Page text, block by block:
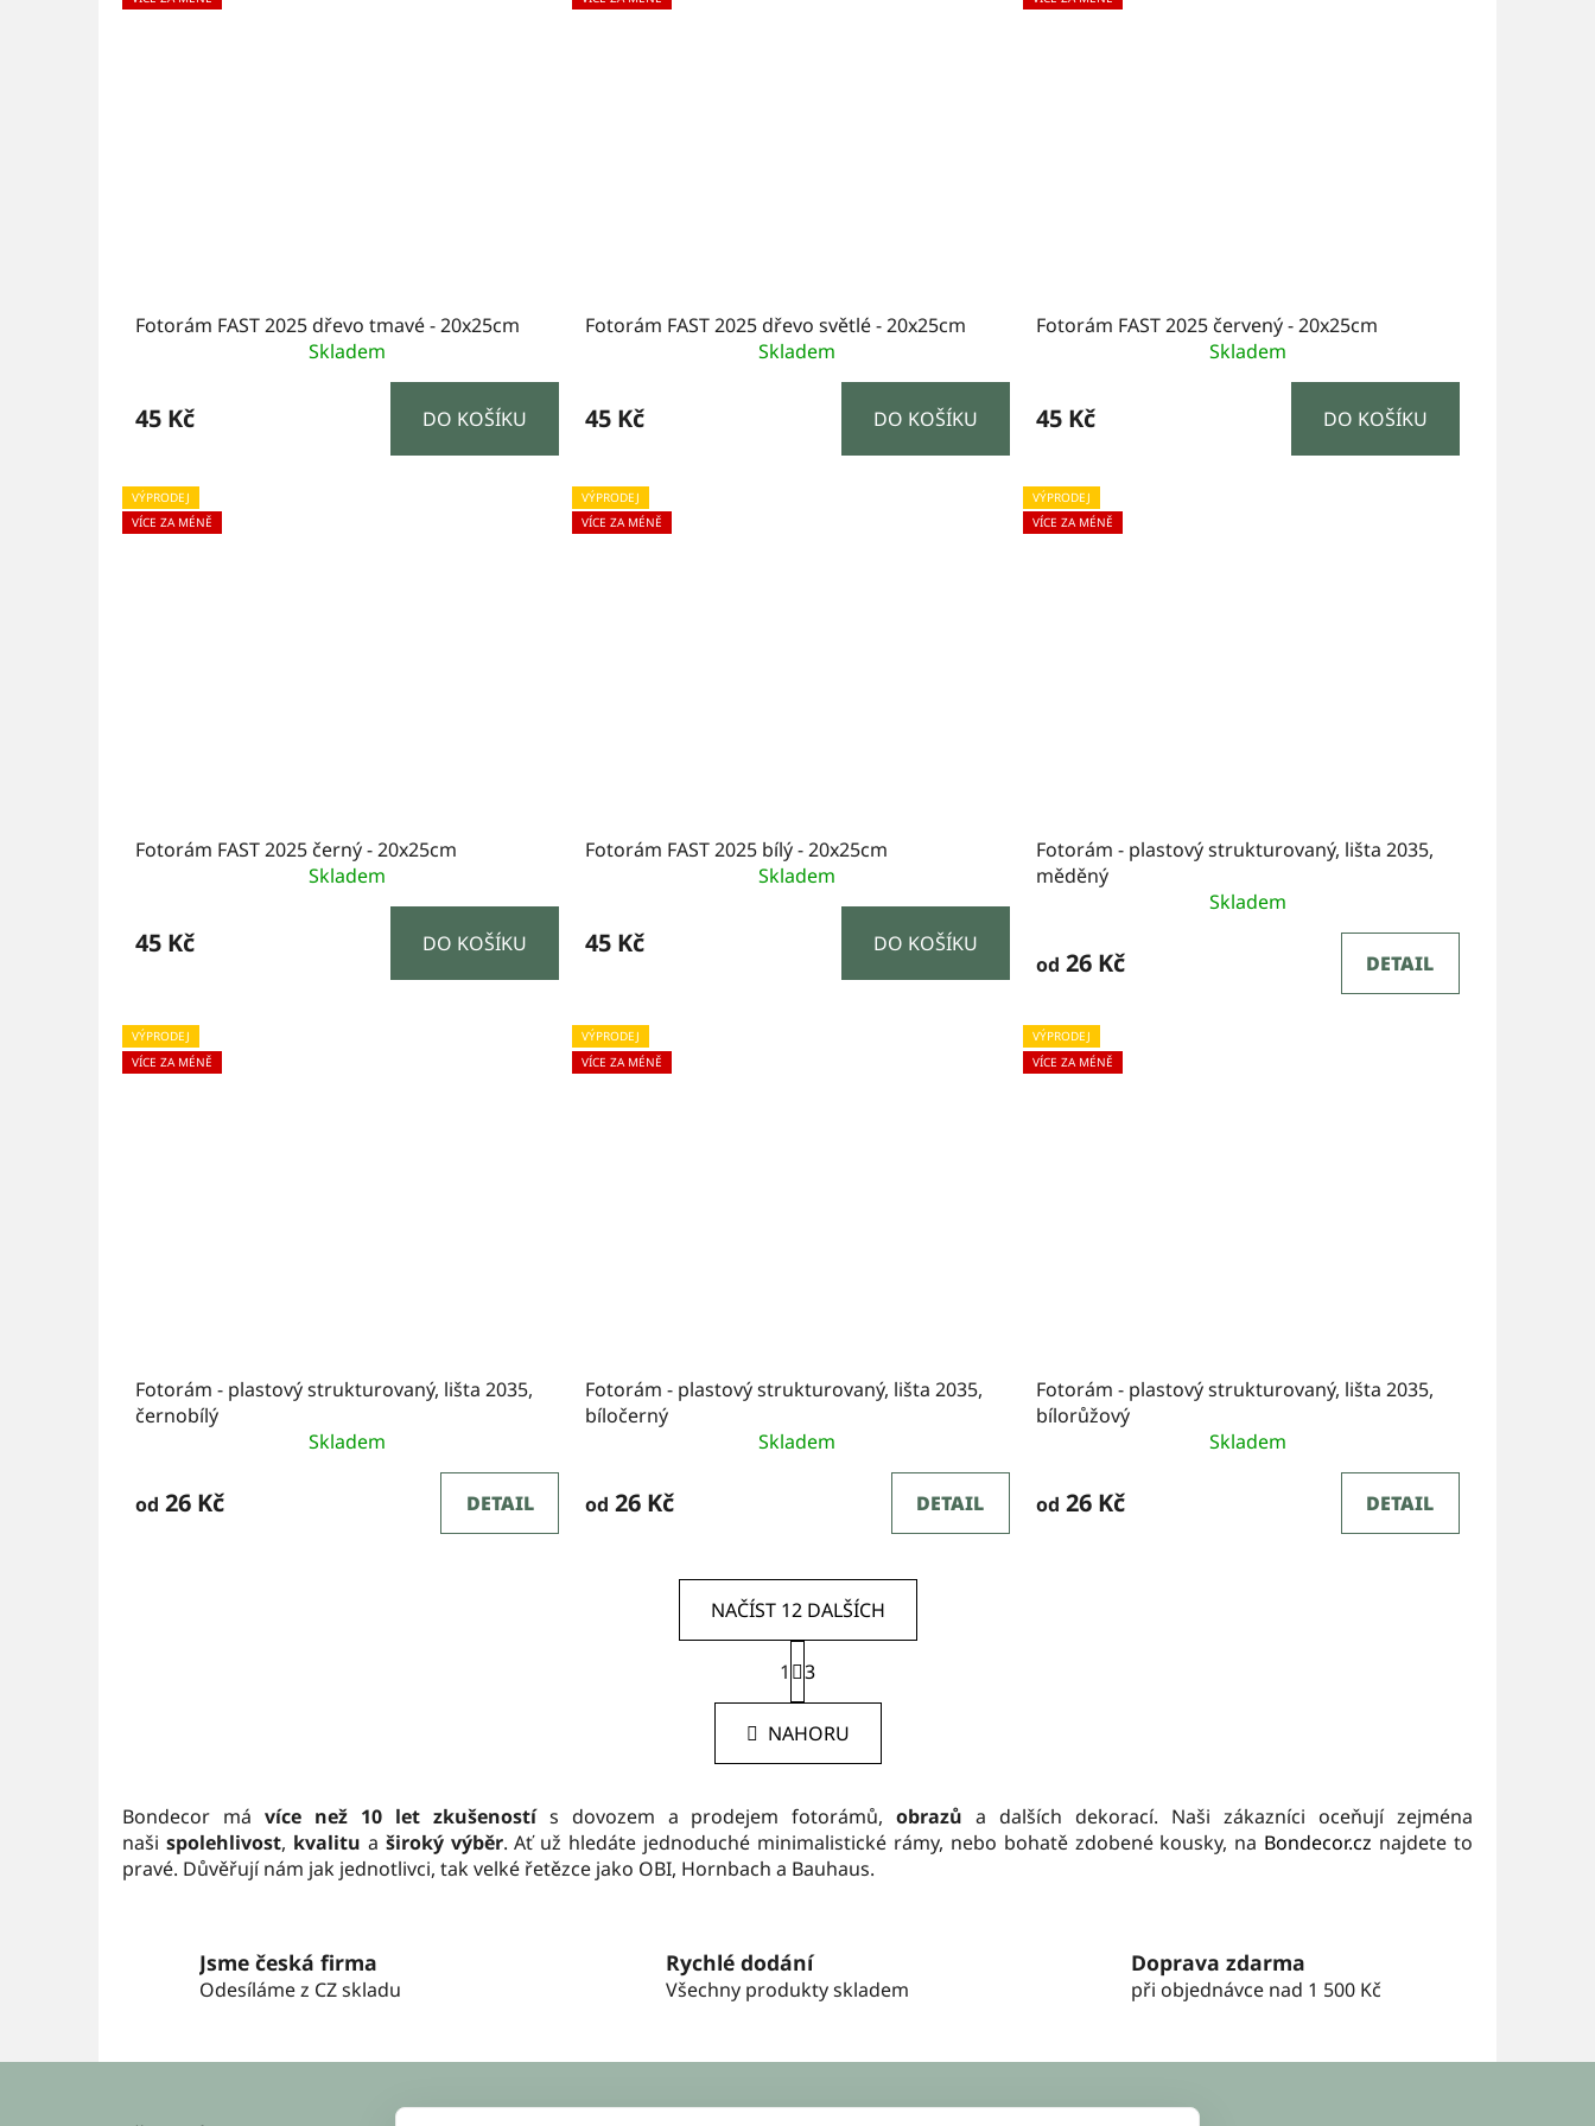
Fotorám FAST 2025 dřevo tmavé - 20x25cm
Skladem
45 Kč DO KOŠÍKU
Fotorám FAST 2025 dřevo světlé - 20x25cm
Skladem
45 Kč DO KOŠÍKU
Fotorám FAST 2025 červený - 20x25cm
Skladem
45 Kč DO KOŠÍKU
VÝPRODEJ
VÍCE ZA MÉNĚ
Fotorám FAST 2025 černý - 20x25cm
Skladem
45 Kč DO KOŠÍKU
VÝPRODEJ
VÍCE ZA MÉNĚ
Fotorám FAST 2025 bílý - 20x25cm
Skladem
45 Kč DO KOŠÍKU
VÝPRODEJ
VÍCE ZA MÉNĚ
Fotorám - plastový strukturovaný, lišta 2035,
měděný
Skladem
od 26 Kč DETAIL
VÝPRODEJ
VÍCE ZA MÉNĚ
Fotorám - plastový strukturovaný, lišta 2035,
černobílý
Skladem
od 26 Kč DETAIL
VÝPRODEJ
VÍCE ZA MÉNĚ
Fotorám - plastový strukturovaný, lišta 2035,
bíločerný
Skladem
od 26 Kč DETAIL
VÝPRODEJ
VÍCE ZA MÉNĚ
Fotorám - plastový strukturovaný, lišta 2035,
bílorůžový
Skladem
od 26 Kč DETAIL
O
v
l
á
a
c
í
k
y
i
NAČÍST 12 DALŠÍCH
S
t
r
n
k
v
á
n
í
1 3
NAHORU
Bondecor má více než 10 let zkušenostís dovozem a prodejem fotorámů,obrazů a dalších dekorací. Naši zákazníci oceňují zejména
naši spolehlivost, kvalitu a široký výběr. Ať už hledáte jednoduché minimalistické rámy, nebo bohatě zdobené kousky, na Bondecor.cz najdete to
pravé. Důvěřují nám jak jednotlivci, tak velké řetězce jako OBI, Hornbach a Bauhaus.
Jsme česká firma
Odesíláme z CZ skladu
Rychlé dodání
Všechny produkty skladem
Doprava zdarma
při objednávce nad 1 500 Kč